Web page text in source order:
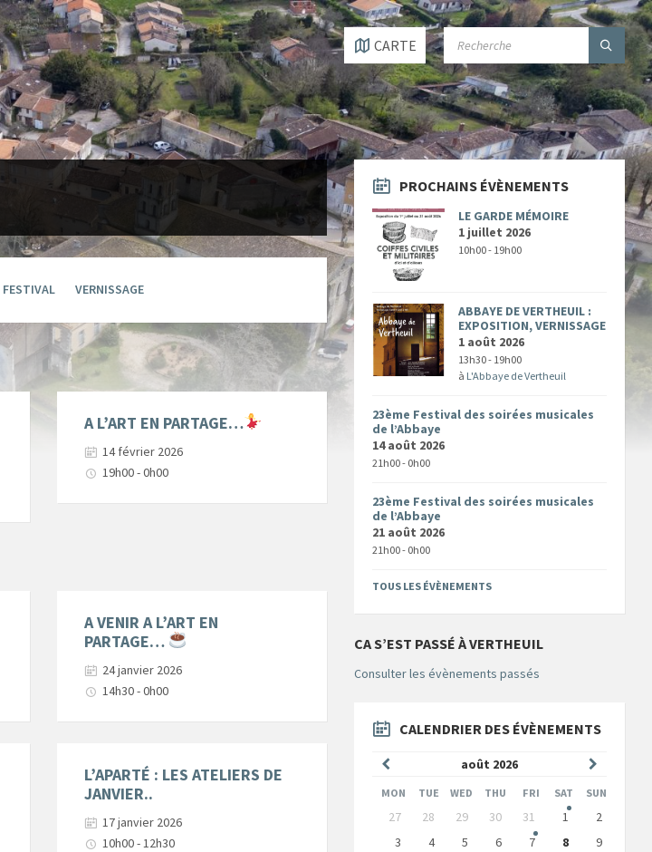
CARTE
SEARCH:
FESTIVAL VERNISSAGE
A L’ART EN PARTAGE…
14 février 2026
19h00 - 0h00
A VENIR A L’ART EN
PARTAGE…
24 janvier 2026
14h30 - 0h00
L’APARTÉ : LES ATELIERS DE
JANVIER..
17 janvier 2026
10h00 - 12h30
PROCHAINS ÉVÈNEMENTS
LE GARDE MÉMOIRE
1 juillet 2026
10h00 - 19h00
ABBAYE DE VERTHEUIL :
EXPOSITION, VERNISSAGE
1 août 2026
13h30 - 19h00
à L'Abbaye de Vertheuil
23ème Festival des soirées musicales
de l’Abbaye
14 août 2026
21h00 - 0h00
23ème Festival des soirées musicales
de l’Abbaye
21 août 2026
21h00 - 0h00
TOUS LES ÉVÈNEMENTS
CA S’EST PASSÉ À VERTHEUIL
Consulter les évènements passés
CALENDRIER DES ÉVÈNEMENTS
août 2026
précédent
Mois
suivant
MON TUE WED THU FRI SAT SUN
Skip
calendar
days
27 28 29 30 31 1
2
3
4 5 6 7 8
9